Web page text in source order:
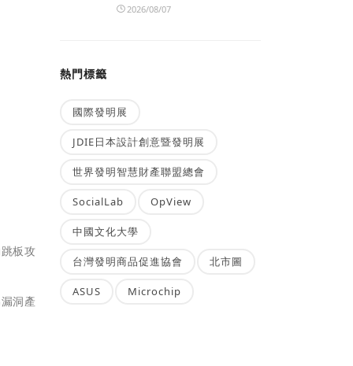
板攻
洞產
2026/08/07
熱門標籤
國際發明展
JDIE日本設計創意暨發明展
世界發明智慧財產聯盟總會
SocialLab OpView
中國文化大學
台灣發明商品促進協會 北市圖
ASUS Microchip